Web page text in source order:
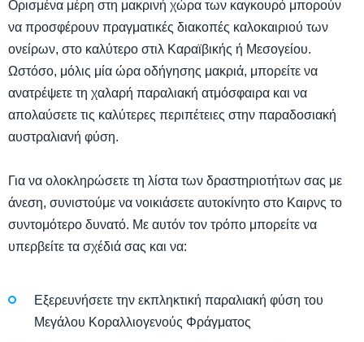
Ορισμένα μέρη στη μακρινή χώρα των καγκουρό μπορούν
να προσφέρουν πραγματικές διακοπές καλοκαιριού των
ονείρων, στο καλύτερο στιλ Καραϊβικής ή Μεσογείου.
Ωστόσο, μόλις μία ώρα οδήγησης μακριά, μπορείτε να
ανατρέψετε τη χαλαρή παραλιακή ατμόσφαιρα και να
απολαύσετε τις καλύτερες περιπέτειες στην παραδοσιακή
αυστραλιανή φύση.
Για να ολοκληρώσετε τη λίστα των δραστηριοτήτων σας με
άνεση, συνιστούμε να νοικιάσετε αυτοκίνητο στο Καιρνς το
συντομότερο δυνατό. Με αυτόν τον τρόπο μπορείτε να
υπερβείτε τα σχέδιά σας και να:
Εξερευνήσετε την εκπληκτική παραλιακή φύση του
Μεγάλου Κοραλλιογενούς Φράγματος